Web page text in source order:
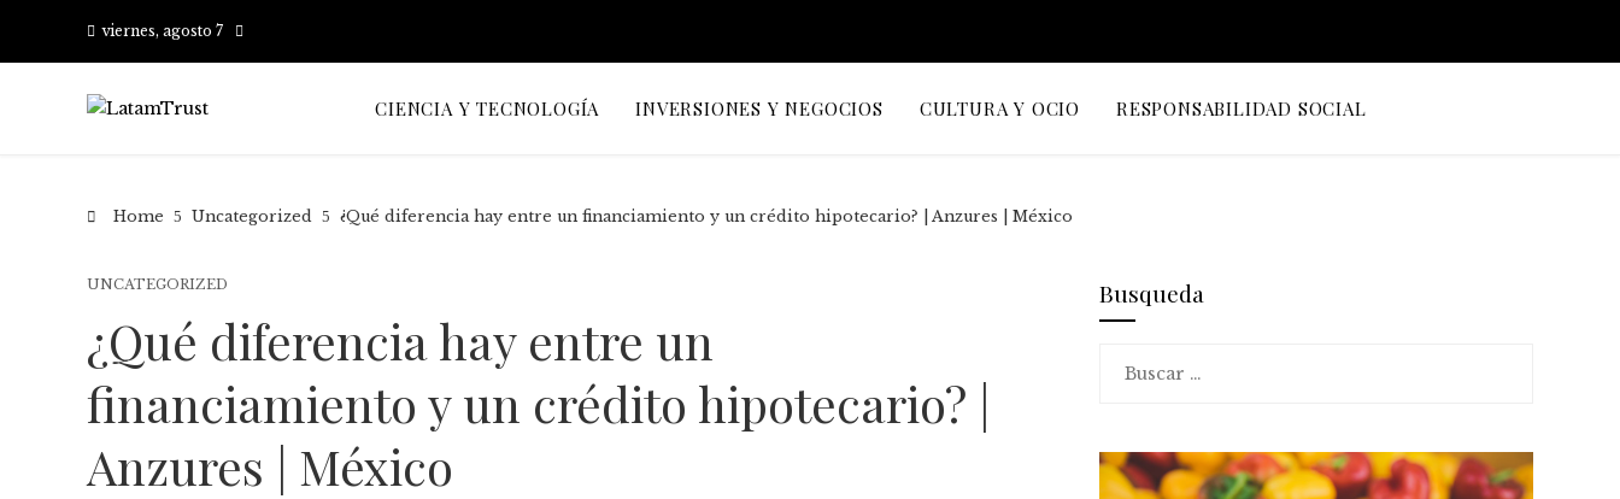
viernes, agosto 7
CIENCIA Y TECNOLOGÍA INVERSIONES Y NEGOCIOS CULTURA Y OCIO RESPONSABILIDAD SOCIAL
Home Uncategorized ¿Qué diferencia hay entre un financiamiento y un crédito hipotecario? | Anzures | México
UNCATEGORIZED
¿Qué diferencia hay entre un
financiamiento y un crédito hipotecario? |
Anzures | México
Busqueda